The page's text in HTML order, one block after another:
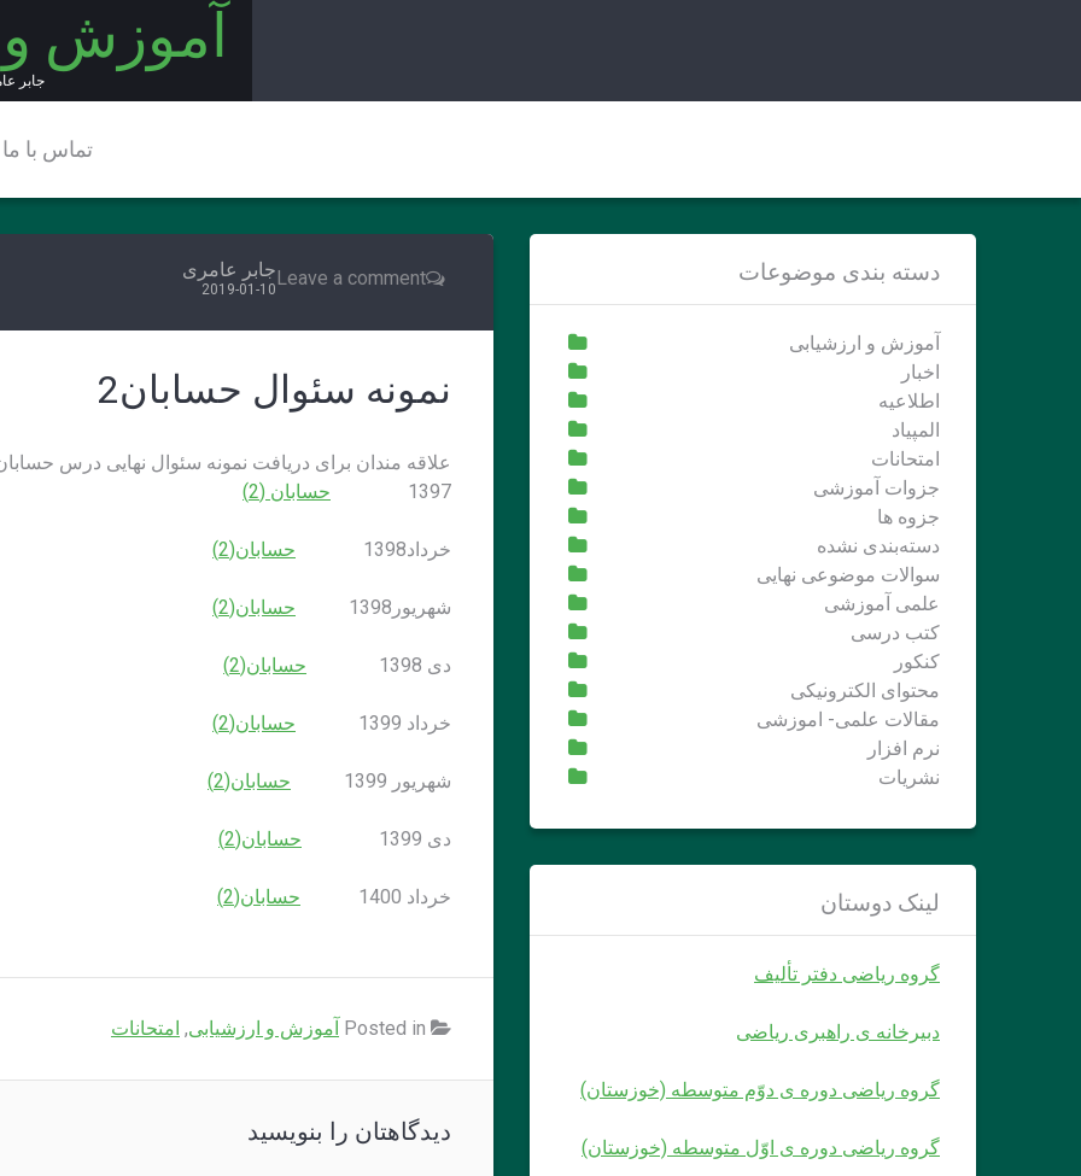
آموزشجابر
تماس با ما
Leave a commentجابر عامری
2019-01-10
نمونه سئوال حسابان2
علاقه مندان برای دریافت نمونه سئوال نهایی درس حسابان2 می توانند از لینک های زیر استفاده
1397
حسابان (2)
خرداد1398 حسابان(2)
شهریور1398 حسابان(2)
دی 1398 حسابان(2)
خرداد 1399 حسابان(2)
شهریور 1399 حسابان(2)
دی 1399 حسابان(2)
خرداد 1400 حسابان(2)
آموزش و ارزشیابی, امتحانات
دیدگاهتان را بنویسید
دسته بندی موضوعات
آموزش و ارزشیابی
اخبار
اطلاعیه
المپیاد
امتحانات
جزوات آموزشی
جزوه ها
دسته‌بندی نشده
سوالات موضوعی نهایی
علمی آموزشی
کتب درسی
کنکور
محتوای الکترونیکی
مقالات علمی- اموزشی
نرم افزار
نشریات
لینک دوستان
گروه ریاضی دفتر تألیف
دبیرخانه ی راهبری ریاضی
گروه ریاضی دوره ی دوّم متوسطه (خوزستان)
گروه ریاضی دوره ی اوّل متوسطه (خوزستان)